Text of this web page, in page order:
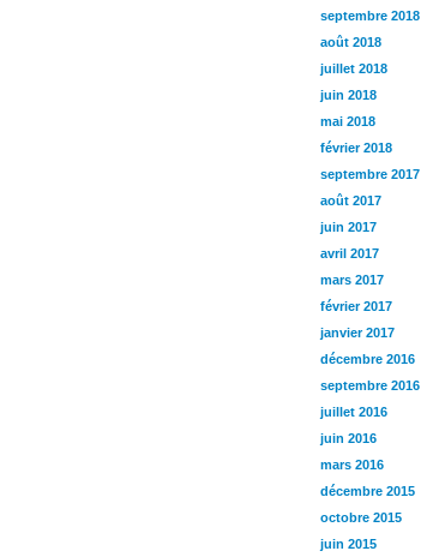
septembre 2018
août 2018
juillet 2018
juin 2018
mai 2018
février 2018
septembre 2017
août 2017
juin 2017
avril 2017
mars 2017
février 2017
janvier 2017
décembre 2016
septembre 2016
juillet 2016
juin 2016
mars 2016
décembre 2015
octobre 2015
juin 2015